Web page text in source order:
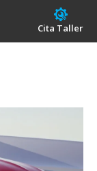
Cita Taller